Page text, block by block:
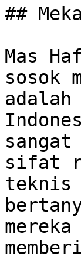
##
Mas
sosok
sangat
sifat
teknis